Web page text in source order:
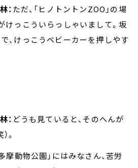
： ただ、「ヒノトントンZOO」の場
けっこういらっしゃいまして。坂
、けっこうベビーカーを押しやす
： どうも見ていると、そのへんが
。
多摩動物公園」にはみなさん、苦労